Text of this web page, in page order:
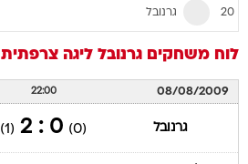
20 גרנובל
לוח משחקים גרנובל ליגה צרפתית 2009/10
08/08/2009
22:00
גרנובל (0)
0 : 2
(1)